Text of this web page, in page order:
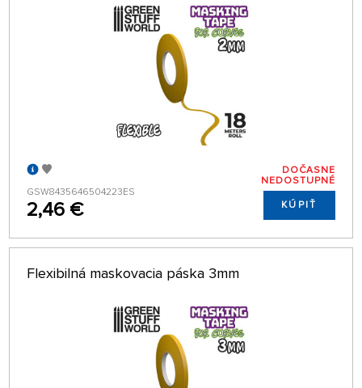
GSW8435646504223ES
2,46 €
DOČASNE
NEDOSTUPNÉ
KÚPIŤ
Flexibilná maskovacia páska 3mm